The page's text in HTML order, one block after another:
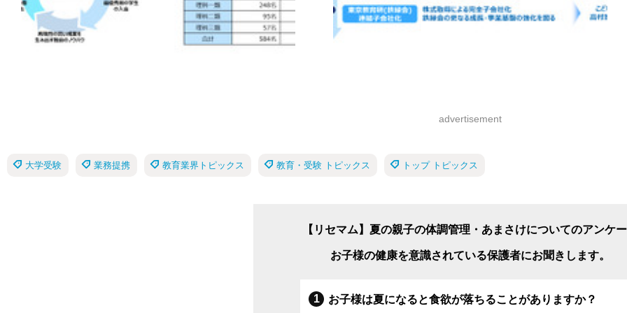
advertisement
大学受験 業務提携 教育業界トピックス 教育・受験 トピックス トップ トピックス
【リセマム】夏の親子の体調管理・あまさけについてのアンケ
お子様の健康を意識されている保護者にお聞きします。
お子様は夏になると食欲が落ちることがありますか？